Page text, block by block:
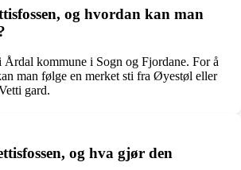
og hvordan kan man
Årdal kommune i Sogn og Fjordane. For å
man følge en merket sti fra Øyestøl eller
gard.
og hva gjør den